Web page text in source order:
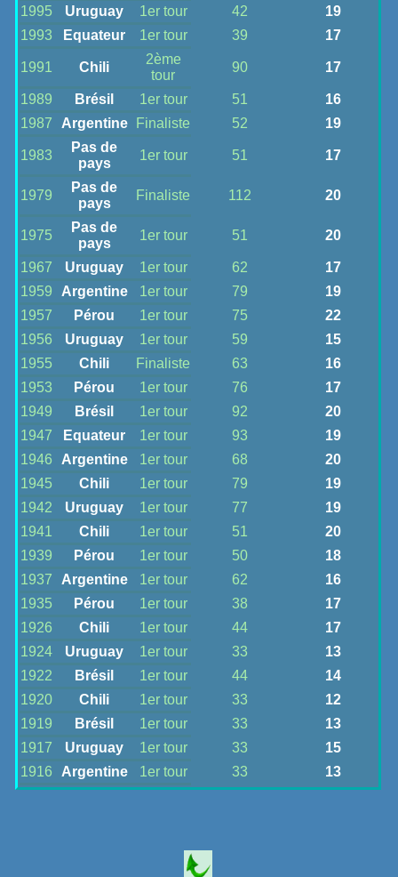
1995
Uruguay 1er tour 42
19
1993
Equateur 1er tour 39 17
1991 Chili
2ème
tour
90 17
1989 Brésil 1er tour 51
16
1987
Argentine Finaliste 52 19
1983
Pas de
pays
1er tour 51 17
1979
Pas de
pays
Finaliste 112 20
1975
Pas de
pays
1er tour 51 20
1967 Uruguay 1er tour 62
17
1959
Argentine 1er tour 79
19
1957
Pérou 1er tour 75
22
1956
Uruguay 1er tour 59
15
1955
Chili Finaliste 63
16
1953
Pérou 1er tour 76
17
1949
Brésil 1er tour 92
20
1947
Equateur 1er tour 93
19
1946
Argentine 1er tour 68
20
1945
Chili 1er tour 79
19
1942
Uruguay 1er tour 77
19
1941
Chili 1er tour 51
20
1939
Pérou 1er tour 50
18
1937
Argentine 1er tour 62
16
1935
Pérou 1er tour 38
17
1926
Chili 1er tour 44
17
1924
Uruguay 1er tour 33
13
1922
Brésil 1er tour 44
14
1920
Chili 1er tour 33
12
1919
Brésil 1er tour 33
13
1917
Uruguay 1er tour 33
15
1916
Argentine 1er tour 33 13